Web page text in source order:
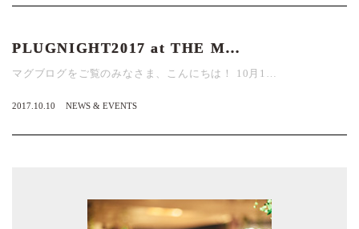
PLUGNIGHT2017 at THE M…
マグブログをご覧のみなさま、こんにちは！ 10月1…
2017.10.10 NEWS & EVENTS